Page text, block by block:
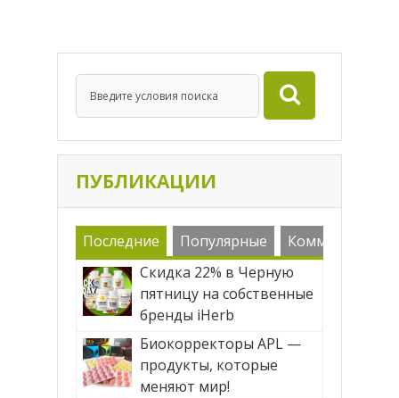
вегетарианцев, сыроедов и людей,
находящихся на […]
ПУБЛИКАЦИИ
Последние Популярные
Комменарии
Скидка 22% в Черную
пятницу на собственные
бренды iHerb
Биокорректоры APL —
продукты, которые
меняют мир!